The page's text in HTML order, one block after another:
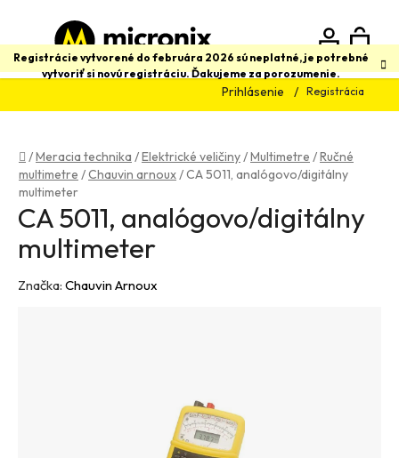
obsah
Registrácie vytvorené do februára 2026 sú neplatné, je potrebné
vytvoriť si novú registráciu. Ďakujeme za porozumenie.
Prihlásenie Registrácia
Hľadať
Domov
/Meracia technika /Elektrické veličiny/Multimetre /Ručné
multimetre /Chauvin arnoux/CA 5011, analógovo/digitálny
multimeter
CA 5011, analógovo/digitálny
multimeter
Značka: Chauvin Arnoux